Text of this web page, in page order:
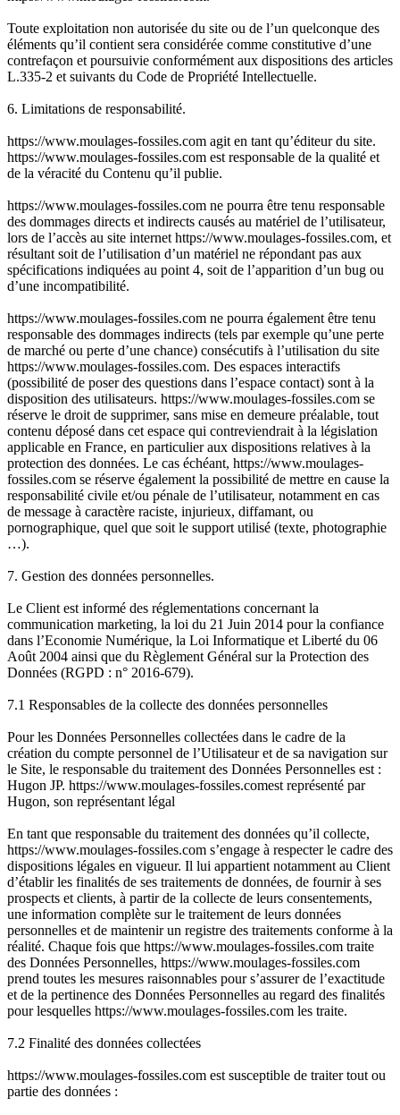
Toute exploitation non autorisée du site ou de l’un quelconque des
éléments qu’il contient sera considérée comme constitutive d’une
contrefaçon et poursuivie conformément aux dispositions des articles
L.335-2 et suivants du Code de Propriété Intellectuelle.
6. Limitations de responsabilité.
https://www.moulages-fossiles.com agit en tant qu’éditeur du site.
https://www.moulages-fossiles.com est responsable de la qualité et
de la véracité du Contenu qu’il publie.
https://www.moulages-fossiles.com ne pourra être tenu responsable
des dommages directs et indirects causés au matériel de l’utilisateur,
lors de l’accès au site internet https://www.moulages-fossiles.com, et
résultant soit de l’utilisation d’un matériel ne répondant pas aux
spécifications indiquées au point 4, soit de l’apparition d’un bug ou
d’une incompatibilité.
https://www.moulages-fossiles.com ne pourra également être tenu
responsable des dommages indirects (tels par exemple qu’une perte
de marché ou perte d’une chance) consécutifs à l’utilisation du site
https://www.moulages-fossiles.com. Des espaces interactifs
(possibilité de poser des questions dans l’espace contact) sont à la
disposition des utilisateurs. https://www.moulages-fossiles.com se
réserve le droit de supprimer, sans mise en demeure préalable, tout
contenu déposé dans cet espace qui contreviendrait à la législation
applicable en France, en particulier aux dispositions relatives à la
protection des données. Le cas échéant, https://www.moulages-
fossiles.com se réserve également la possibilité de mettre en cause la
responsabilité civile et/ou pénale de l’utilisateur, notamment en cas
de message à caractère raciste, injurieux, diffamant, ou
pornographique, quel que soit le support utilisé (texte, photographie
…).
7. Gestion des données personnelles.
Le Client est informé des réglementations concernant la
communication marketing, la loi du 21 Juin 2014 pour la confiance
dans l’Economie Numérique, la Loi Informatique et Liberté du 06
Août 2004 ainsi que du Règlement Général sur la Protection des
Données (RGPD : n° 2016-679).
7.1 Responsables de la collecte des données personnelles
Pour les Données Personnelles collectées dans le cadre de la
création du compte personnel de l’Utilisateur et de sa navigation sur
le Site, le responsable du traitement des Données Personnelles est :
Hugon JP. https://www.moulages-fossiles.comest représenté par
Hugon, son représentant légal
En tant que responsable du traitement des données qu’il collecte,
https://www.moulages-fossiles.com s’engage à respecter le cadre des
dispositions légales en vigueur. Il lui appartient notamment au Client
d’établir les finalités de ses traitements de données, de fournir à ses
prospects et clients, à partir de la collecte de leurs consentements,
une information complète sur le traitement de leurs données
personnelles et de maintenir un registre des traitements conforme à la
réalité. Chaque fois que https://www.moulages-fossiles.com traite
des Données Personnelles, https://www.moulages-fossiles.com
prend toutes les mesures raisonnables pour s’assurer de l’exactitude
et de la pertinence des Données Personnelles au regard des finalités
pour lesquelles https://www.moulages-fossiles.com les traite.
7.2 Finalité des données collectées
https://www.moulages-fossiles.com est susceptible de traiter tout ou
partie des données :